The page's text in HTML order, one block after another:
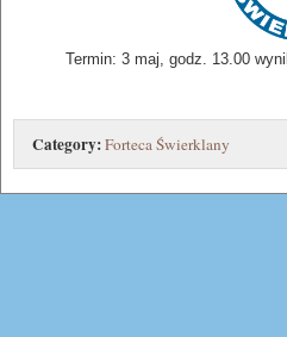
Termin: 3 maj, godz. 13.00
Category:Forteca Świerklany